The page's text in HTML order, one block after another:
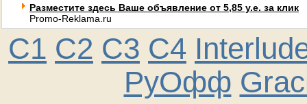
Разместите здесь Ваше объявление от 5,85 у.е. за клик
Promo-Reklama.ru
C1 C2 C3 C4
РуОфф